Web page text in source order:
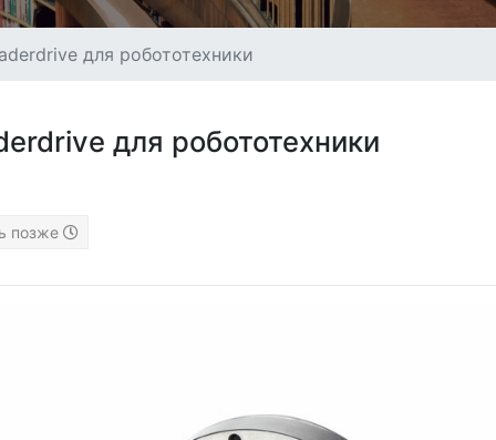
для робототехники
для робототехники
позже